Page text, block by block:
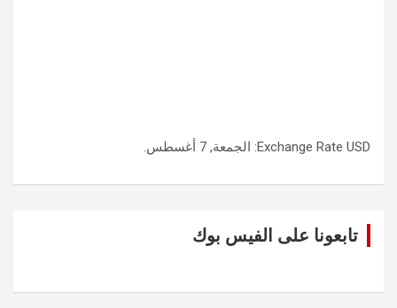
Exchange Rate USD : الجمعة, 7 أغسطس.
تابعونا على الفيس بوك